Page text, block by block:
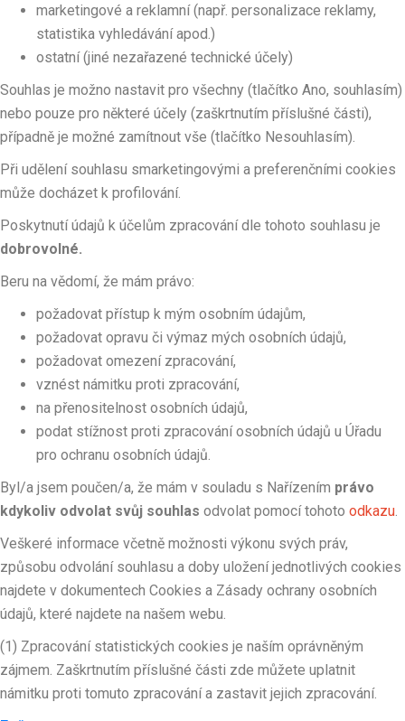
marketingové a reklamní (např. personalizace reklamy,
statistika vyhledávání apod.)
ostatní (jiné nezařazené technické účely)
Souhlas je možno nastavit pro všechny (tlačítko Ano, souhlasím)
nebo pouze pro některé účely (zaškrtnutím příslušné části),
případně je možné zamítnout vše (tlačítko Nesouhlasím).
Při udělení souhlasu smarketingovými a preferenčními cookies
může docházet k profilování.
Poskytnutí údajů k účelům zpracování dle tohoto souhlasu je
dobrovolné.
Beru na vědomí, že mám právo:
požadovat přístup k mým osobním údajům,
požadovat opravu či výmaz mých osobních údajů,
požadovat omezení zpracování,
vznést námitku proti zpracování,
na přenositelnost osobních údajů,
podat stížnost proti zpracování osobních údajů u Úřadu
pro ochranu osobních údajů.
Byl/a jsem poučen/a, že mám v souladu s Nařízením právo
kdykoliv odvolat svůj souhlas odvolat pomocí tohoto odkazu
Veškeré informace včetně možnosti výkonu svých práv,
způsobu odvolání souhlasu a doby uložení jednotlivých cookies
najdete v dokumentech Cookies a Zásady ochrany osobních
údajů, které najdete na našem webu.
(1) Zpracování statistických cookies je naším oprávněným
zájmem. Zaškrtnutím příslušné části zde můžete uplatnit
námitku proti tomuto zpracování a zastavit jejich zpracování.